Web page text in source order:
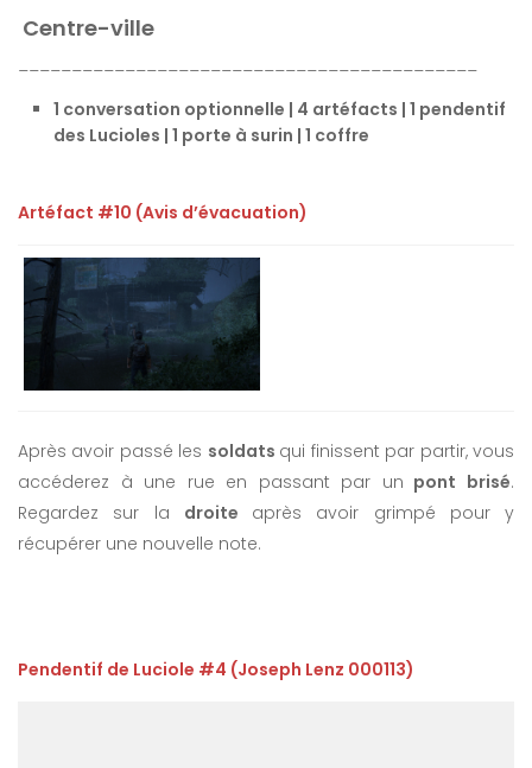
Centre-ville
___________________________________________
1 conversation optionnelle | 4 artéfacts | 1 pendentif
des Lucioles | 1 porte à surin | 1 coffre
Artéfact #10 (Avis d’évacuation)
Après avoir passé les soldats qui finissent par partir, vous
accéderez à une rue en passant par un pont brisé.
Regardez sur la droite après avoir grimpé pour y
récupérer une nouvelle note.
Pendentif de Luciole #4 (Joseph Lenz 000113)